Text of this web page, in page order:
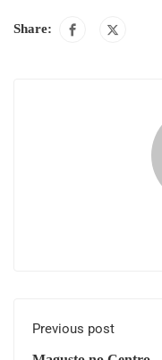
Share:
Previous post